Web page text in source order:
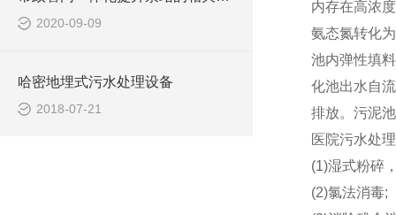
2020-09-09
哈密地埋式污水处理设备
2018-07-21
内存在高浓
氨态氮转化
池内弹性填
化池出水自
排放。污泥
医院污水处
(1)湿式粉碎
(2)氯法消毒;